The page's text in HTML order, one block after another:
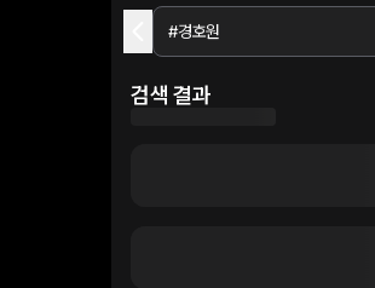
검색 결과